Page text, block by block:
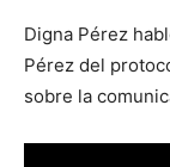
Digna Pérez
Pérez del
sobre la